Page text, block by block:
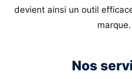
devient ainsi un outil
marque.
Nos